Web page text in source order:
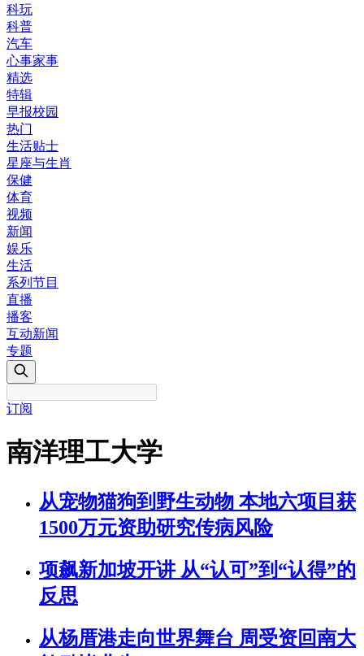
科玩
科普
汽车
心事家事
精选
特辑
早报校园
热门
生活贴士
星座与生肖
保健
体育
视频
新闻
娱乐
生活
系列节目
直播
播客
互动新闻
专题
订阅
南洋理工大学
从宠物猫狗到野生动物 本地六项目获
1500万元资助研究传病风险
项飙新加坡开讲 从“认可”到“认得”的
反思
从杨厝港走向世界舞台 周受资回南大